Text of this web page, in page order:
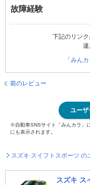
故障経験
下記のリンク
違
「みん
前のレビュー
ユーザ
※自動車SNSサイト「みんカラ」
にも表示されます。
スズキ スイフトスポーツ
スズキ ス